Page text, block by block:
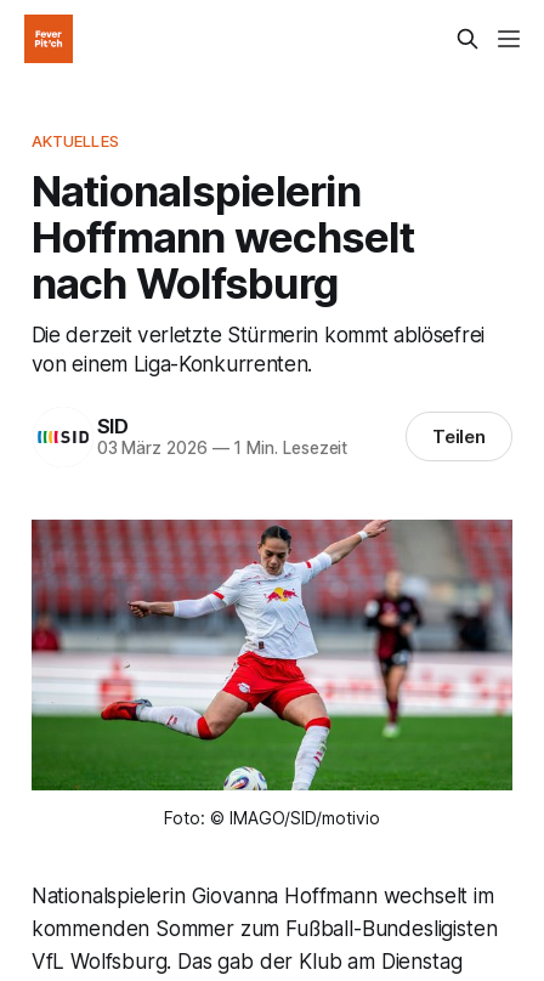
AKTUELLES
Nationalspielerin
Hoffmann wechselt
nach Wolfsburg
Die derzeit verletzte Stürmerin kommt ablösefrei
von einem Liga-Konkurrenten.
SID
03 März 2026 —1 Min. Lesezeit Teilen
Foto: © IMAGO/SID/motivio
Nationalspielerin Giovanna Hoffmann wechselt im
kommenden Sommer zum Fußball-Bundesligisten
VfL Wolfsburg. Das gab der Klub am Dienstag